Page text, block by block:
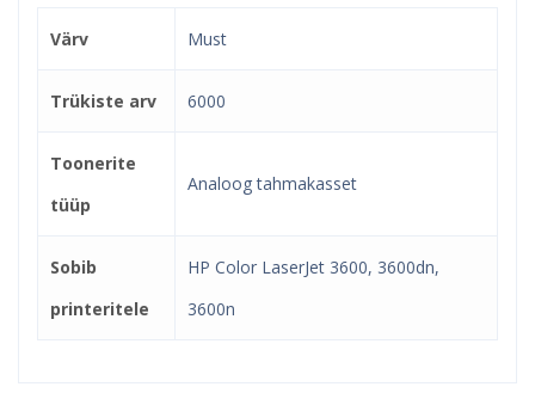
Värv Must
Trükiste arv 6000
Toonerite
tüüp
Analoog tahmakasset
Sobib
printeritele
HP Color LaserJet 3600, 3600dn,
3600n